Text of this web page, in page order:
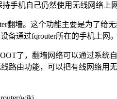
手机自己仍然使用无线网络上
翻墙。这个功能主要是为了
通过fqrouter所在的手机上
了，翻墙网络可以通过系
路由功能，可以把有线网络